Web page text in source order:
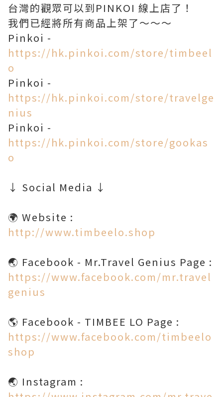
台灣的觀眾可以到PINKOI 線上店了！
我們已經將所有商品上架了～～～
Pinkoi -
https://hk.pinkoi.com/store/timbeel
o
Pinkoi -
https://hk.pinkoi.com/store/travelge
nius
Pinkoi -
https://hk.pinkoi.com/store/gookas
o
↓ Social Media ↓
http://www.timbeelo.shop
https://www.facebook.com/mr.travel
genius
https://www.facebook.com/timbeelo
shop